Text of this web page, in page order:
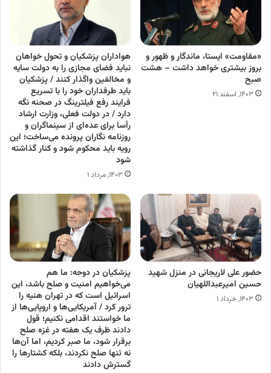
«مقاومت» ایستا، ماندگار و ظهور و
بروز بیشتری خواهد داشت – هشت
صبح
۱۴۰۳, اسفند ۲۱
هواداران پزشکیان و تحول خواهان
نباید فضای مجازی را به دولت سایه
و مخالفین واگذار کنند / پزشکیان
باید طرفداران خود را با تسریع
فرایند رفع فیلترینگ در صحنه نگه
دارد / در دولت فعلی، وزارت ارشاد
رأسا برای عده‌ای از سینماگران و
روزنامه نگاران پرونده می‌ساخت؛ این
رویه باید محکوم شود و کنار گذاشته
شود
۱۴۰۳, مرداد ۱
حضور علی لاریجانی در منزل شهید
حسین امیرعبداللهیان
۱۴۰۳, خرداد ۱
پزشکیان در دوحه: ما هم
می‌خواهیم امنیت و صلح باشد، این
اسرائیل است که در تهران هنیه را
ترور کرد / آمریکایی‌ها و اروپایی‌ها از
ما خواستند اقدامی نکنیم؛ قول
دادند ظرف یک هفته در غزه صلح
برقرار شود، ما صبر کردیم، اما آن‌ها
نه تنها صلح نکردند، بلکه کشتار‌ها را
گسترش دادند